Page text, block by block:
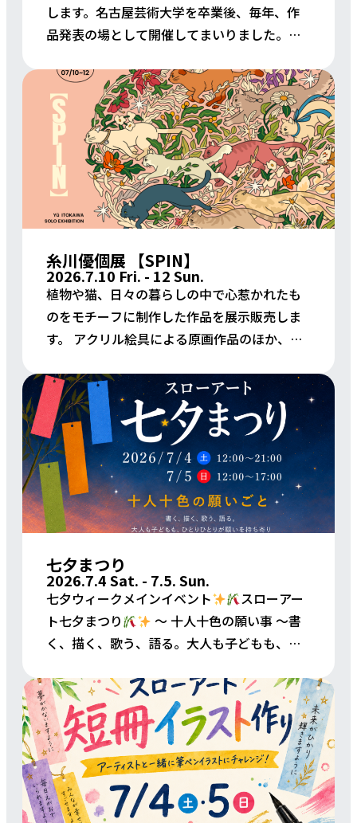
します。名古屋芸術大学を卒業後、毎年、作
品発表の場として開催してまいりました。動
ーマに、各作家がそれぞれの思いをのせ、表
現しております。作品 […]
糸川優個展 【SPIN】
2026.7.10 Fri. - 12 Sun.
植物や猫、日々の暮らしの中で心惹かれたも
のをモチーフに制作した作品を展示販売しま
す。 アクリル絵具による原画作品のほか、ポ
にお立ち寄りください。 主催：糸川 優 &nb
[…]
七夕まつり
2026.7.4 Sat. - 7.5. Sun.
七夕ウィークメインイベント
スローアー
ト七夕まつり
〜 十人十色の願い事 〜書
く、描く、歌う、語る。大人も子どもも、ひ
ち合う、七夕まつり。
日時7/4(土)12:00〜2
[…]